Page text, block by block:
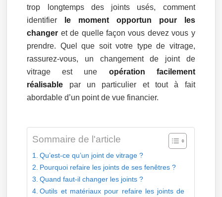
trop longtemps des joints usés, comment
identifier
le moment opportun pour les
changer et de quelle façon vous devez vous y
prendre. Quel que soit votre type de vitrage,
rassurez-vous, un changement de joint de
vitrage est une opération facilement
réalisable par un particulier et tout à fait
abordable d’un point de vue financier.
Sommaire de l'article
Qu’est-ce qu’un joint de vitrage ?
Pourquoi refaire les joints de ses fenêtres ?
Quand faut-il changer les joints ?
Outils et matériaux pour refaire les joints de